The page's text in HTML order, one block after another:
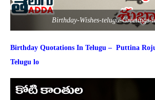
Birthday-Wishes-telugu-Greetings-
Birthday Quotations In Telugu – Puttina
Telugu lo